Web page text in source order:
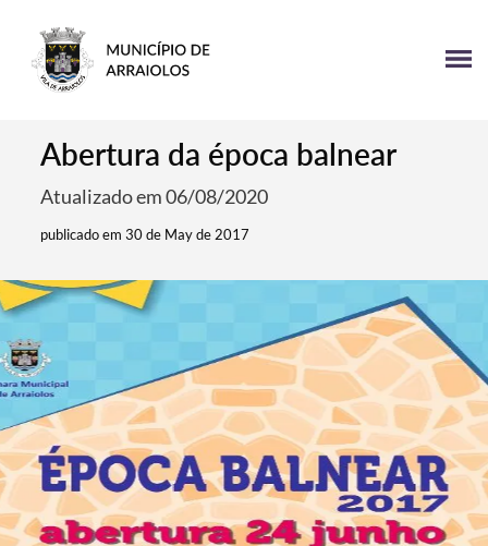
Abertura da época balnear
Atualizado em 06/08/2020
publicado em 30 de May de 2017